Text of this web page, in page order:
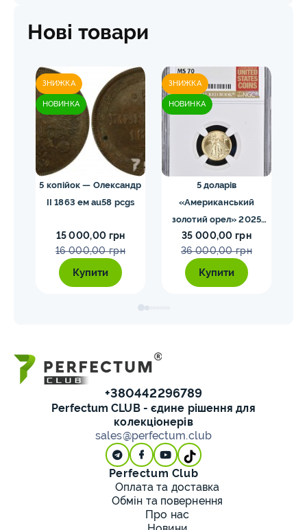
Нові товари
ЗНИЖКА
НОВИНКА
5 копійок — Олександр
II 1863 ем au58 pcgs
15 000,00 грн
16 000,00 грн
Купити
ЗНИЖКА
НОВИНКА
5 доларів
«Американський
золотий орел» 2025
MS70 NGC орел тип2
35 000,00 грн
36 000,00 грн
Купити
+380442296789
Perfectum CLUB - єдине рішення для
колекціонерів
sales@perfectum.club
Perfectum Club
Оплата та доставка
Обмін та повернення
Про нас